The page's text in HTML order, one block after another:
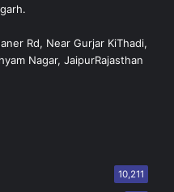
Rd, Near Gurjar KiThadi,
Nagar, JaipurRajasthan
10,211